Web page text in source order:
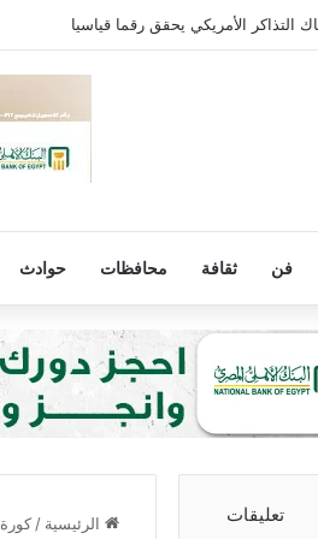
التذاكر الأمريكي يحقق رقما قياسيا
فن ثقافة محافظات حوادث
الرئيسية / كورة تعليقات